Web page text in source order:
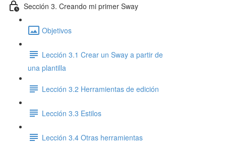
Sección 3. Creando mi primer Sway
Objetivos
Lección 3.1 Crear un Sway a partir de
una plantilla
Lección 3.2 Herramientas de edición
Lección 3.3 Estilos
Lección 3.4 Otras herramientas